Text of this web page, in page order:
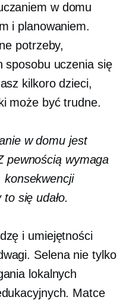
w domu
i planowaniem.
potrzeby,
sposobu uczenia się
kilkoro dzieci,
może być trudne.
w domu jest
pewnością wymaga
konsekwencji
się udało.
i umiejętności
Selena nie tylko
lokalnych
Matce